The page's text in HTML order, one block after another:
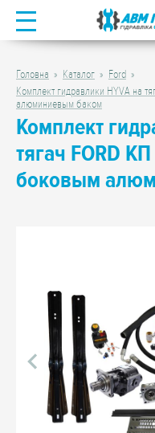
Головна Каталог
Ford
Комплект гидравлики HYVA на
алюминиевым баком
Комплект
тягач FORD
боковым